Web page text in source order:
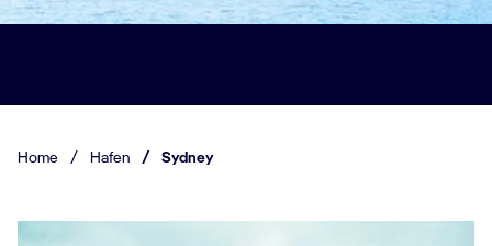
Home / Hafen / Sydney